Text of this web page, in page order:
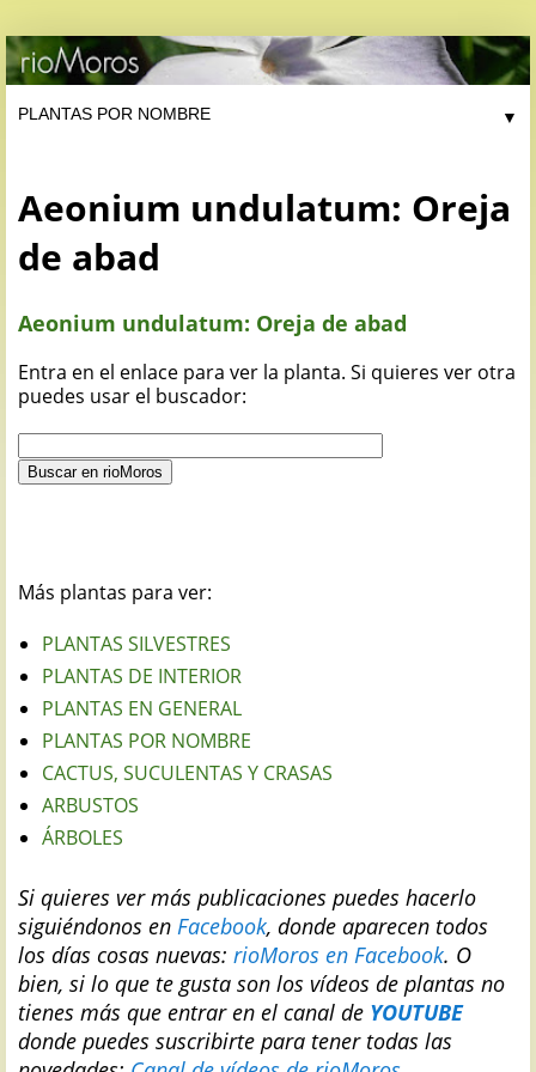
▼
Aeonium undulatum: Oreja
de abad
Aeonium undulatum: Oreja de abad
Entra en el enlace para ver la planta. Si quieres ver otra
puedes usar el buscador:
Más plantas para ver:
PLANTAS SILVESTRES
PLANTAS DE INTERIOR
PLANTAS EN GENERAL
PLANTAS POR NOMBRE
CACTUS, SUCULENTAS Y CRASAS
ARBUSTOS
ÁRBOLES
Si quieres ver más publicaciones puedes hacerlo
siguiéndonos en Facebook, donde aparecen todos
los días cosas nuevas: rioMoros en Facebook. O
bien, si lo que te gusta son los vídeos de plantas no
tienes más que entrar en el canal de YOUTUBE
donde puedes suscribirte para tener todas las